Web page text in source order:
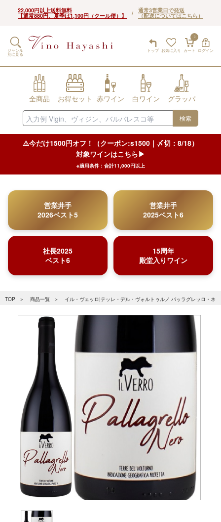
22,000円以上送料無料
【通常880円、夏季は1,100円（クール便）】 / 通常3営業日で発送
（配送についてはこちら）
トップ お気に入り
0
カート ログイン
ジャンル
別に見る
全商品 お得セット 赤ワイン 白ワイン グラッパ
検索
⚠️今だけ1500円オフ！（クーポン:s1500｜〆切：8/18）
対象ワインはこちら▶︎
※適用条件：合計11,000円以上
営業井手
2026ベスト5
営業井手
2025ベスト6
社長2025
ベスト6
15周年
殿堂入りワイン
TOP 商品一覧 イル・ヴェッロ|テッレ・デル・ヴォルトゥルノ パッラグレッロ・ネ